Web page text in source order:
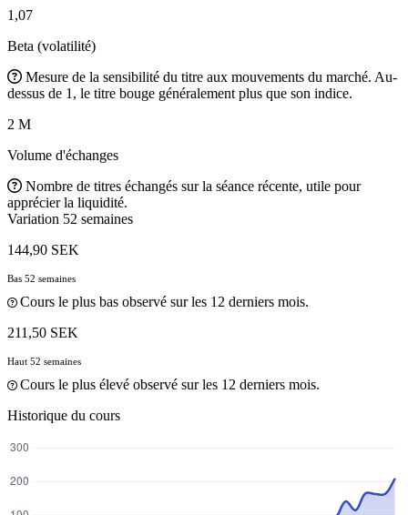
1,07
Beta (volatilité)
Mesure de la sensibilité du titre aux mouvements du marché. Au-
dessus de 1, le titre bouge généralement plus que son indice.
2 M
Volume d'échanges
Nombre de titres échangés sur la séance récente, utile pour
apprécier la liquidité.
Variation 52 semaines
144,90 SEK
Bas 52 semaines
Cours le plus bas observé sur les 12 derniers mois.
211,50 SEK
Haut 52 semaines
Cours le plus élevé observé sur les 12 derniers mois.
Historique du cours